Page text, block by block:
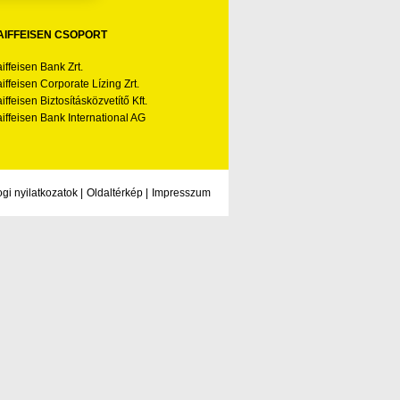
CSOPORT
Bank Zrt.
Corporate Lízing Zrt.
Biztosításközvetítő Kft.
Bank International AG
nyilatkozatok | Oldaltérkép | Impresszum